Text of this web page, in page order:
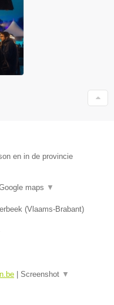
en in de provincie
maps ▼
(Vlaams-Brabant)
Screenshot ▼